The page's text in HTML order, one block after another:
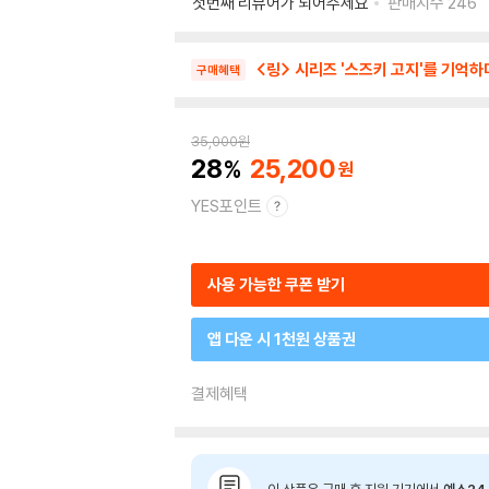
구매혜택 <링> 시리즈 '스즈키 고지'를 기억하
35,000원
28 25,200
YES포인트
사용 가능한 쿠폰 받기
앱 다운 시 1천원 상품권
결제혜택